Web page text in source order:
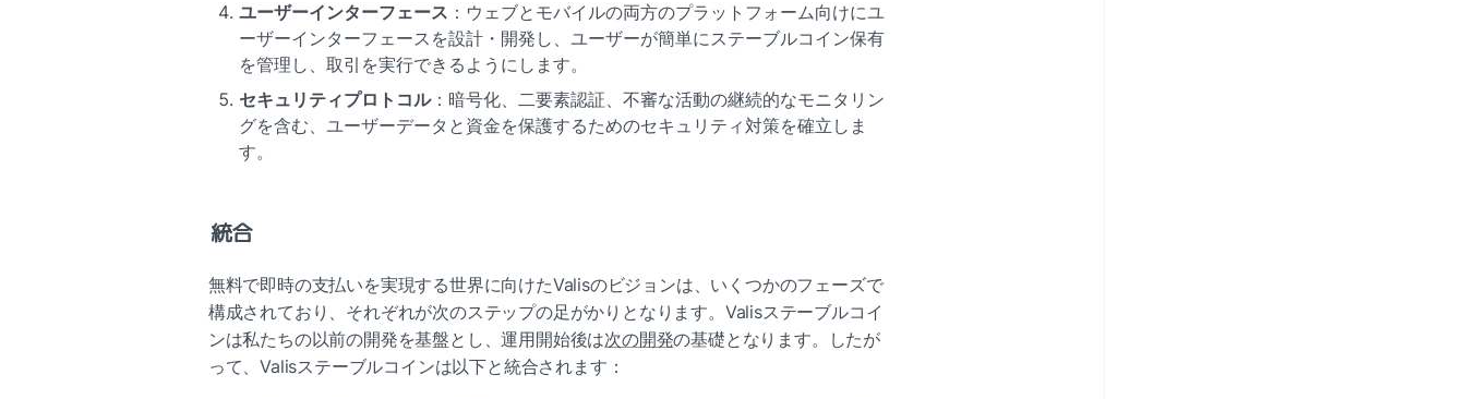
ユーザーインターフェース ：ウェブとモバイルの両方のプラットフォーム向けにユ
ーザーインターフェースを設計・開発し、ユーザーが簡単にステーブルコイン保有
を管理し、取引を実行できるようにします。
セキュリティプロトコル：暗号化、二要素認証、不審な活動の継続的なモニタリン
グを含む、ユーザーデータと資金を保護するためのセキュリティ対策を確立しま
す。
統合
無料で即時の支払いを実現する世界に向けたValisのビジョンは、いくつかのフェーズで
構成されており、それぞれが次のステップの足がかりとなります。Valisステーブルコイ
ンは私たちの以前の開発を基盤とし、運用開始後は次の開発の基礎となります。したが
って、Valisステーブルコインは以下と統合されます：